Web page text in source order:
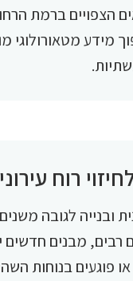
הצפויים ברמת
מטאורולוגי
רוח
ובנייה לגובה
רבים, מבנים
פוגעים בנוחות